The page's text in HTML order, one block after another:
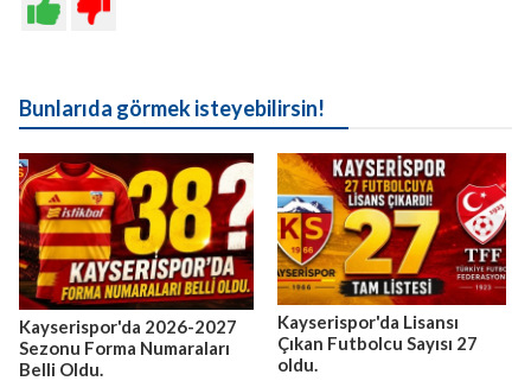
Bunlarıda görmek isteyebilirsin!
Kayserispor'da 2026-2027
Sezonu Forma Numaraları
Belli Oldu.
Kayserispor'da Lisansı
Çıkan Futbolcu Sayısı 27
oldu.